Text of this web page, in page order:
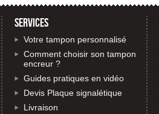
SERVICES
Votre tampon personnalisé
Comment choisir son tampon
encreur ?
Guides pratiques en vidéo
Devis Plaque signalétique
Livraison